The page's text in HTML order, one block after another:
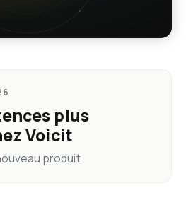
plus
Voicit
produit